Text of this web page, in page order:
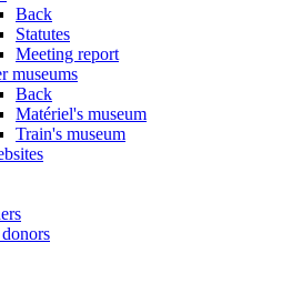
Back
Statutes
Meeting report
museums
Back
Matériel's museum
Train's museum